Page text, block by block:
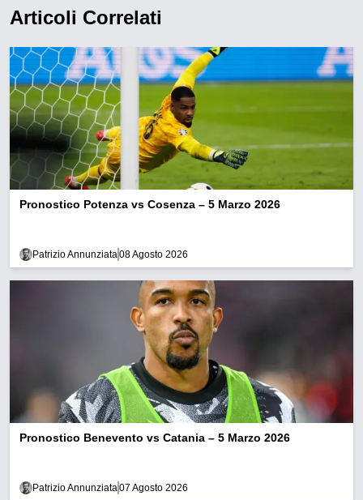
Articoli Correlati
Pronostico Potenza vs Cosenza – 5 Marzo 2026
Patrizio Annunziata08 Agosto 2026
Pronostico Benevento vs Catania – 5 Marzo 2026
Patrizio Annunziata07 Agosto 2026